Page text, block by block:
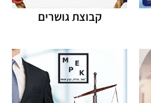
קבוצת גושרים